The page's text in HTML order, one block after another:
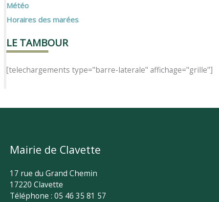
Météo
Horaires des marées
LE TAMBOUR
[telechargements type="barre-laterale" affichage="grille"]
Mairie de Clavette
17 rue du Grand Chemin
17220 Clavette
Téléphone : 05 46 35 81 57